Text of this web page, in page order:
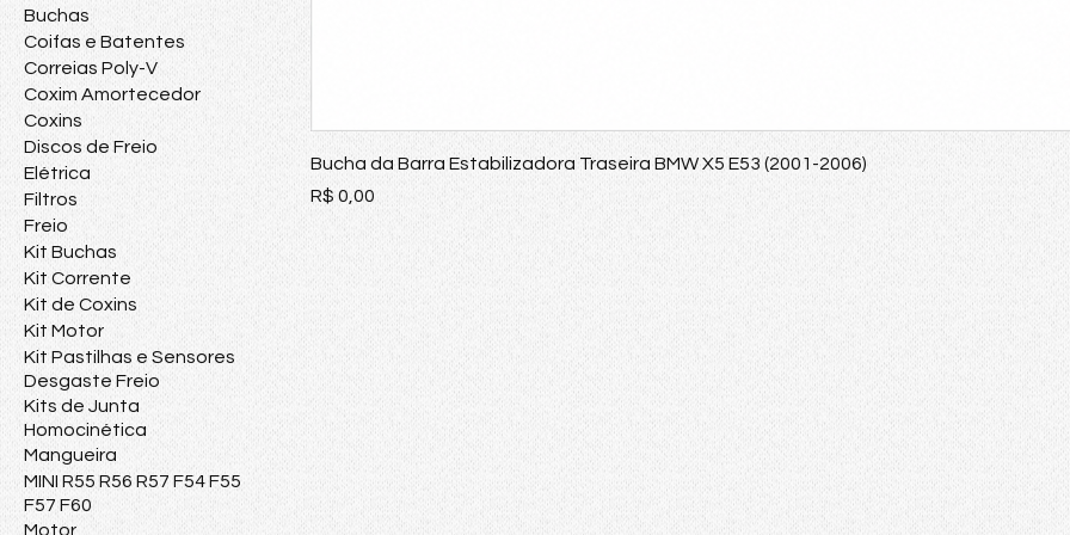
Buchas
Coifas e Batentes
Correias Poly-V
Coxim Amortecedor
Coxins
Discos de Freio
Elétrica
Filtros
Freio
Kit Buchas
Kit Corrente
Kit de Coxins
Kit Motor
Kit Pastilhas e Sensores
Desgaste Freio
Kits de Junta
Homocinética
Mangueira
MINI R55 R56 R57 F54 F55
F57 F60
Motor
Bucha da Barra Estabilizadora Traseira BMW X5 E53 (2001-2006)
Preço
R$ 0,00